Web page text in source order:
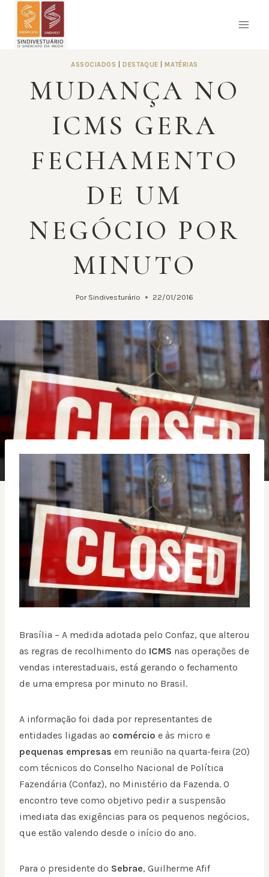
Pular
ASSOCIADOS |DESTAQUE |MATÉRIAS
MUDANÇA NO
ICMS GERA
FECHAMENTO
DE UM
NEGÓCIO POR
MINUTO
Por Sindivesturário 22/01/2016
Brasília – A medida adotada pelo Confaz, que alterou
as regras de recolhimento do ICMS nas operações de
vendas interestaduais, está gerando o fechamento
de uma empresa por minuto no Brasil.
A informação foi dada por representantes de
entidades ligadas ao comércio e às micro e
pequenas empresas em reunião na quarta-feira (20)
com técnicos do Conselho Nacional de Política
Fazendária (Confaz), no Ministério da Fazenda. O
encontro teve como objetivo pedir a suspensão
imediata das exigências para os pequenos negócios,
que estão valendo desde o início do ano.
Para o presidente do Sebrae, Guilherme Afif